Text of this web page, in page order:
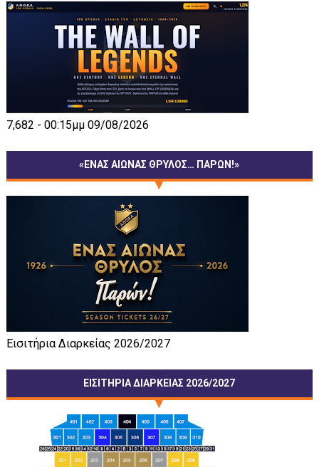
7,682 - 00:15μμ 09/08/2026
«ΕΝΑΣ ΑΙΩΝΑΣ ΘΡΥΛΟΣ… ΠΑΡΩΝ!»
Εισιτήρια Διαρκείας 2026/2027
ΕΙΣΙΤΗΡΙΑ ΔΙΑΡΚΕΙΑΣ 2026/2027